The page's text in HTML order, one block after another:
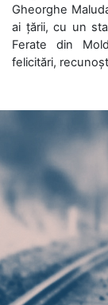
Gheorghe
ai țării, cu un
Ferate din
felicitări,